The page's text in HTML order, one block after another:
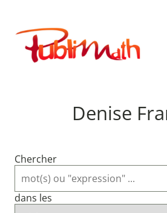
contenu
Publimath
Denise
Chercher
dans les